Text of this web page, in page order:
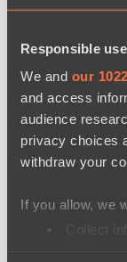
Responsible
We and our
and access
audience
privacy choices
withdraw your
If you allow, we
Collect
Dark
Настройки файлов
Поддержка:
adv@hawk.live©
Sheridan, WY
Dota 2 is a
Your Ad Here